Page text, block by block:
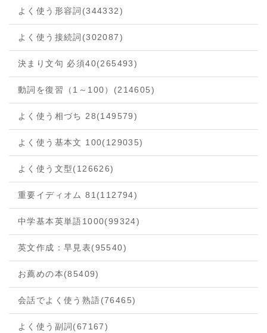
よく使う形容詞 (344332)
よく使う接続詞 (302087)
決まり文句 必須40(265493)
動詞を復習（1～100） (214605)
よく使う相づち 28(149579)
よく使う基本文 100(129035)
よく使う文型(126626)
重要イディオム 81 (112794)
中学基本英単語1000(99324)
英文作成：早見表(95540)
お薦めの本(85409)
会話でよく使う熟語(76465)
よく使う副詞(67167)